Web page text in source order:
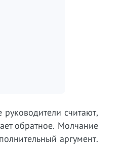
считают,
обратное. Молчание
аргумент.